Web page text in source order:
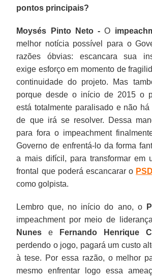
pontos principais?
Moysés Pinto Neto - O
melhor notícia possível para o
razões óbvias: escancara sua
exige esforço em momento de
continuidade do projeto. Mas
porque desde o início de 2015 o
está totalmente paralisado e não
de que irá se resolver. Dessa
para fora o impeachment
Governo de enfrentá-lo da forma
a mais difícil, para transformar em
frontal que poderá escancarar o
como golpista.
Lembro que, no início do ano, o
impeachment por meio de
Nunes e Fernando Henrique
perdendo o jogo, pagará um custo
à tese. Por essa razão, o melhor
mesmo enfrentar logo essa